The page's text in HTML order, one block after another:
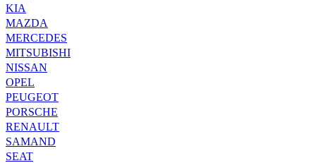
KIA
MAZDA
MERCEDES
MITSUBISHI
NISSAN
OPEL
PEUGEOT
PORSCHE
RENAULT
SAMAND
SEAT